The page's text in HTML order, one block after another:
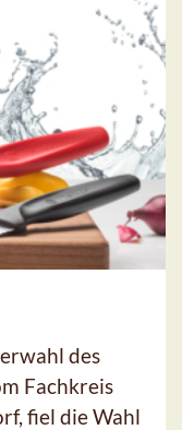
des
Fachkreis
fiel die Wahl